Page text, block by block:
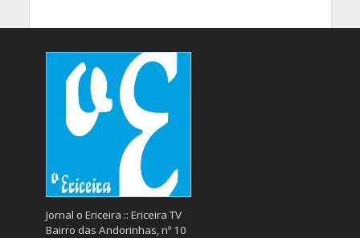
Jornal o Ericeira :: Ericeira TV
Bairro das Andorinhas, nº 10